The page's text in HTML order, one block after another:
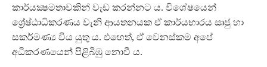
කාර්යක්‍ෂමතාවකින් වැඩ කරන්නට ය. විශේෂයෙන්
ශ්‍රේෂ්ඨාධිකරණය වැනි ආයතනයක ඒ කාර්යභාරය ඍජු හා
සකර්මණ්‍ය විය යුතු ය. එහෙත්, ඒ වෙනස්කම අපේ
අධිකරණයෙන් පිළිබිඹු නොවී ය.